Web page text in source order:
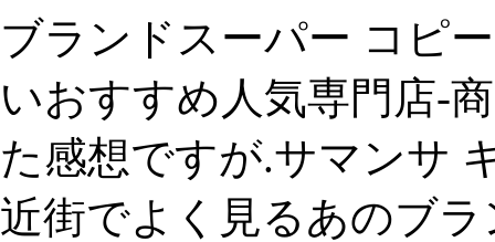
ブランドスーパー コピ
いおすすめ人気専門店-
た感想ですが.サマンサ
近街でよく見るあのブ